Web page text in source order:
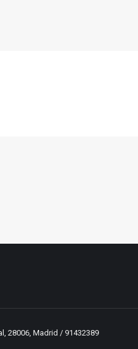
28006, Madrid / 91432389